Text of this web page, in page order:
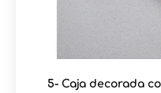
5- Caja decorada